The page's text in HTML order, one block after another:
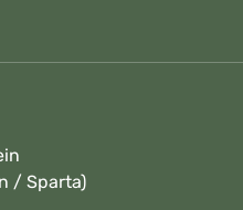
/ Sparta)